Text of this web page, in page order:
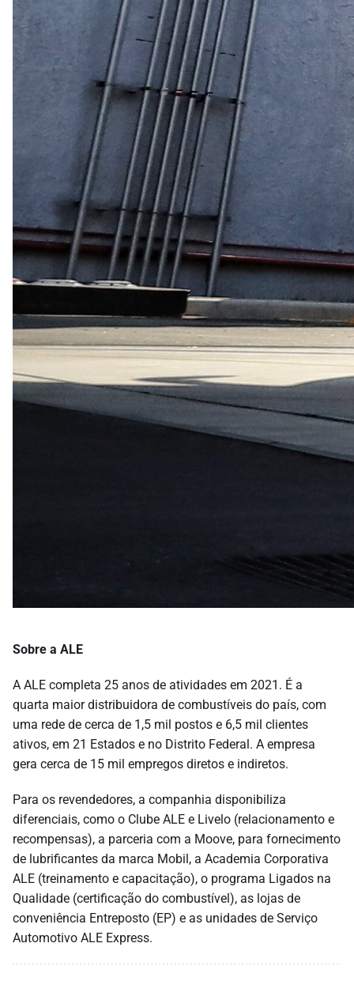
Sobre a ALE
A ALE completa 25 anos de atividades em 2021. É a
quarta maior distribuidora de combustíveis do país, com
uma rede de cerca de 1,5 mil postos e 6,5 mil clientes
ativos, em 21 Estados e no Distrito Federal. A empresa
gera cerca de 15 mil empregos diretos e indiretos.
Para os revendedores, a companhia disponibiliza
diferenciais, como o Clube ALE e Livelo (relacionamento e
recompensas), a parceria com a Moove, para fornecimento
de lubrificantes da marca Mobil, a Academia Corporativa
ALE (treinamento e capacitação), o programa Ligados na
Qualidade (certificação do combustível), as lojas de
conveniência Entreposto (EP) e as unidades de Serviço
Automotivo ALE Express.